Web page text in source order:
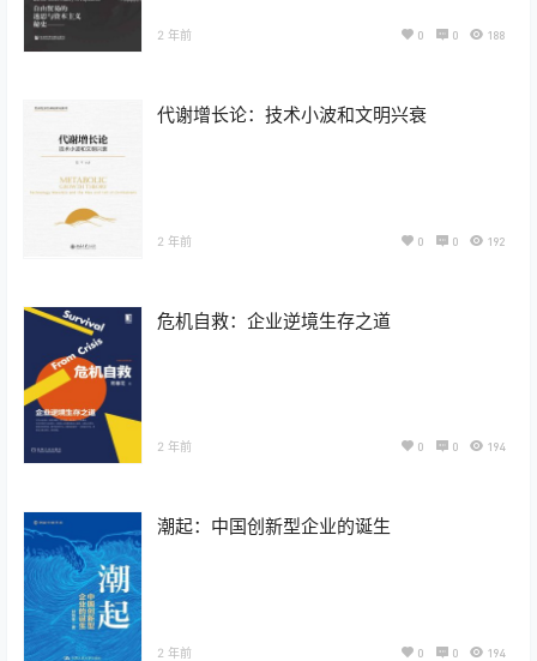
2 年前 0 0 188
代谢增长论：技术小波和文明兴衰
2 年前 0 0 192
危机自救：企业逆境生存之道
2 年前 0 0 194
潮起：中国创新型企业的诞生
2 年前 0 0 194